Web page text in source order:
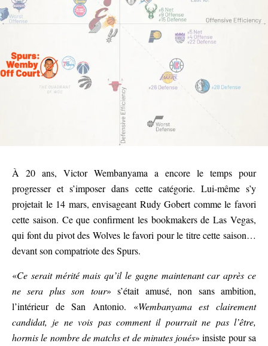
À 20 ans, Victor Wembanyama a encore le temps pour
progresser et s’imposer dans cette catégorie. Lui-même s’y
projetait le 14 mars, envisageant Rudy Gobert comme le favori
cette saison. Ce que confirment les bookmakers de Las Vegas,
qui font du pivot des Wolves le favori pour le titre cette saison…
devant son compatriote des Spurs.
«Ce serait mérité mais qu’il le gagne maintenant car après ce
ne sera plus son tour» s’était amusé, non sans ambition,
l’intérieur de San Antonio. «Wembanyama est clairement
candidat, je ne vois pas comment il pourrait ne pas l’être,
hormis le nombre de matchs et de minutes joués» insiste pour sa